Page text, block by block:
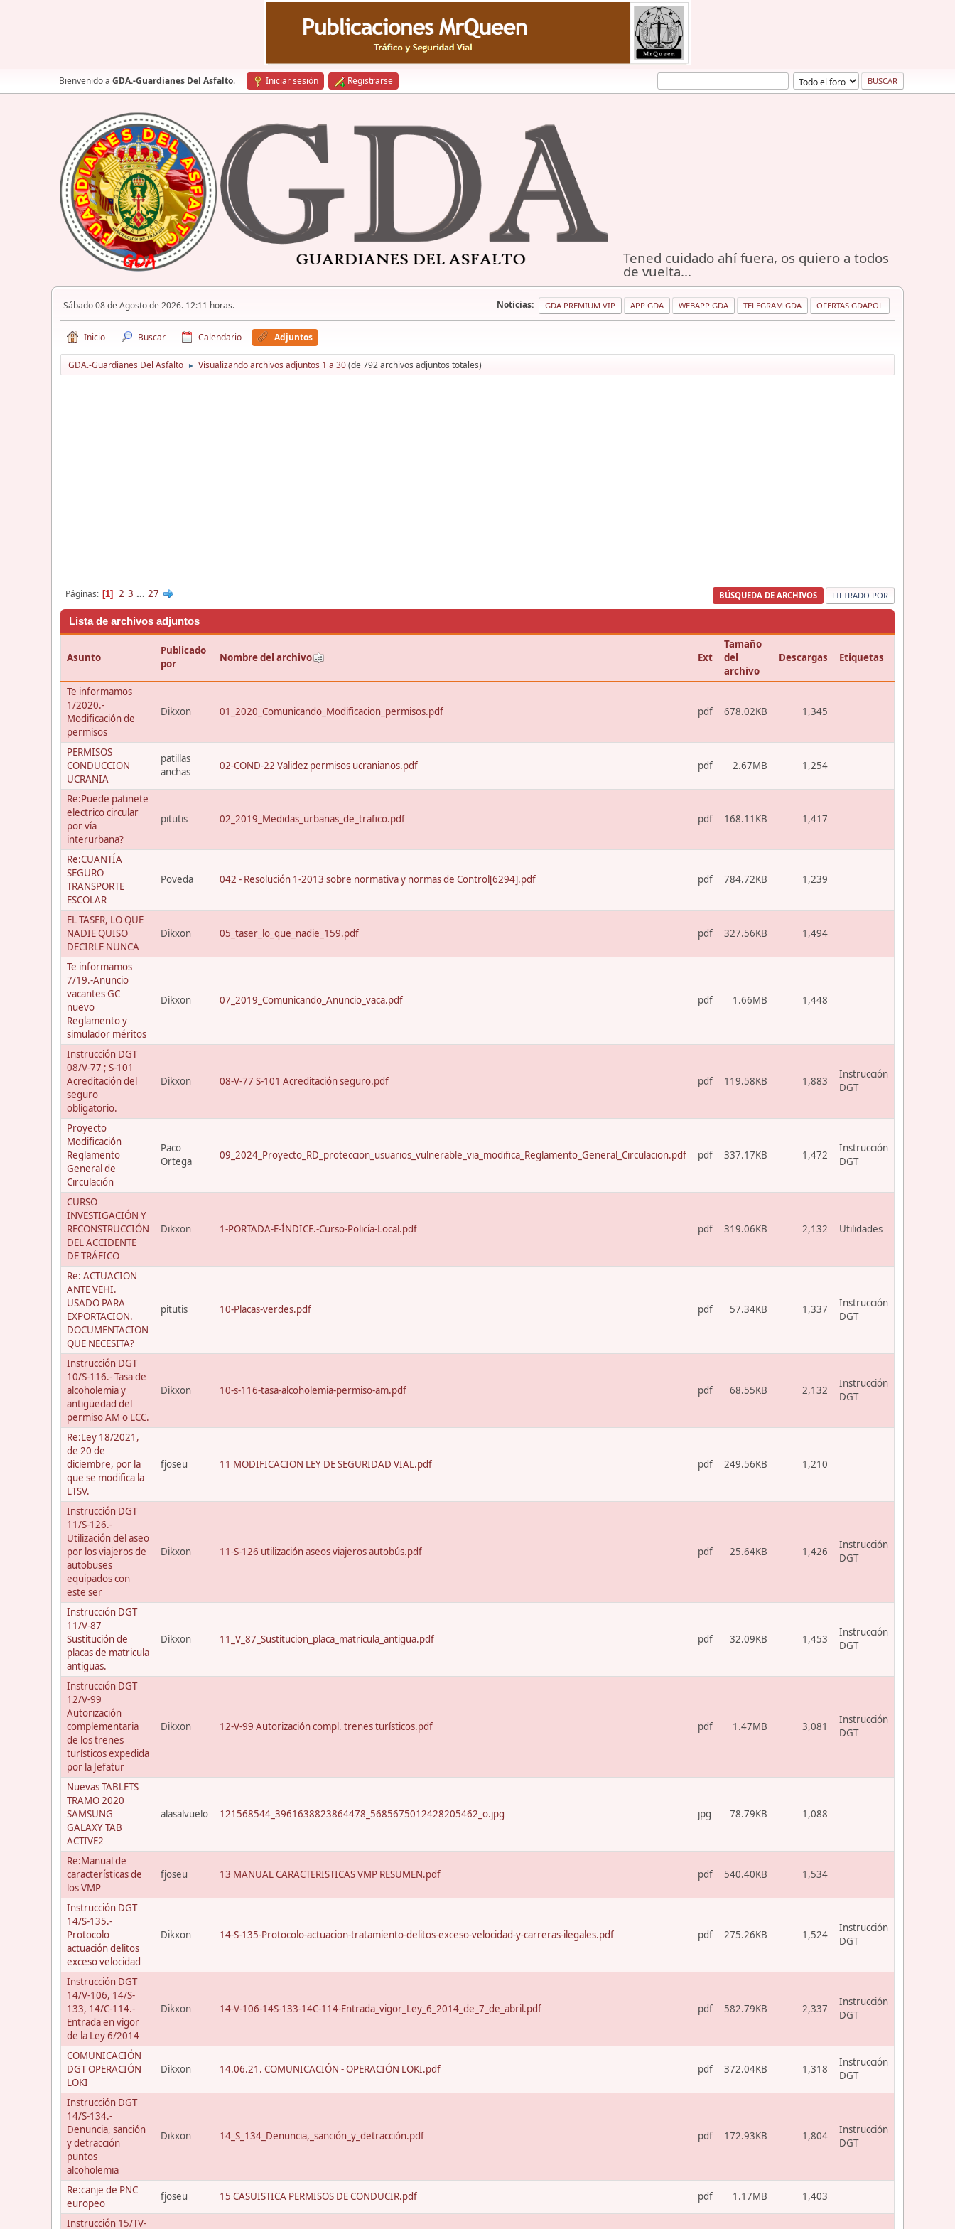
Bienvenido a GDA.-Guardianes Del Asfalto. Iniciar sesión Registrarse
Tened cuidado ahí fuera, os quiero a todos
de vuelta...
Sábado 08 de Agosto de 2026. 12:11 horas. Noticias: GDA PREMIUM VIP APP GDA WEBAPP GDA TELEGRAM GDA OFERTAS GDAPOL
Inicio Buscar Calendario Adjuntos
GDA.-Guardianes Del Asfalto ► Visualizando archivos adjuntos 1 a 30(de 792 archivos adjuntos totales)
BÚSQUEDA DE ARCHIVOS FILTRADO POR
Páginas 1 2 3 ... 27
Lista de archivos adjuntos
Asunto
Publicado
por
Nombre del archivo Ext
Tamaño
del
archivo
Descargas Etiquetas
Te informamos
1/2020.-
Modificación de
permisos
Dikxon 01_2020_Comunicando_Modificacion_permisos.pdf pdf 678.02KB 1,345
PERMISOS
CONDUCCION
UCRANIA
patillas
anchas
02-COND-22 Validez permisos ucranianos.pdf pdf 2.67MB 1,254
Re:Puede patinete
electrico circular
por vía
interurbana?
pitutis 02_2019_Medidas_urbanas_de_trafico.pdf pdf 168.11KB 1,417
Re:CUANTÍA
SEGURO
TRANSPORTE
ESCOLAR
Poveda 042 - Resolución 1-2013 sobre normativa y normas de Control[6294].pdf pdf 784.72KB 1,239
EL TASER, LO QUE
NADIE QUISO
DECIRLE NUNCA
Dikxon 05_taser_lo_que_nadie_159.pdf pdf 327.56KB 1,494
Te informamos
7/19.-Anuncio
vacantes GC
nuevo
Reglamento y
simulador méritos
Dikxon 07_2019_Comunicando_Anuncio_vaca.pdf pdf 1.66MB 1,448
Instrucción DGT
08/V-77 ; S-101
Acreditación del
seguro
obligatorio.
Dikxon 08-V-77 S-101 Acreditación seguro.pdf pdf 119.58KB 1,883
Instrucción
DGT
Proyecto
Modificación
Reglamento
General de
Circulación
Paco
Ortega
09_2024_Proyecto_RD_proteccion_usuarios_vulnerable_via_modifica_Reglamento_General_Circulacion.pdf pdf 337.17KB 1,472
Instrucción
DGT
CURSO
INVESTIGACIÓN Y
RECONSTRUCCIÓN
DEL ACCIDENTE
DE TRÁFICO
Dikxon 1-PORTADA-E-ÍNDICE.-Curso-Policía-Local.pdf pdf 319.06KB 2,132 Utilidades
Re: ACTUACION
ANTE VEHI.
USADO PARA
EXPORTACION.
DOCUMENTACION
QUE NECESITA?
pitutis 10-Placas-verdes.pdf pdf 57.34KB 1,337
Instrucción
DGT
Instrucción DGT
10/S-116.- Tasa de
alcoholemia y
antigüedad del
permiso AM o LCC.
Dikxon 10-s-116-tasa-alcoholemia-permiso-am.pdf pdf 68.55KB 2,132
Instrucción
DGT
Re:Ley 18/2021,
de 20 de
diciembre, por la
que se modifica la
LTSV.
fjoseu 11 MODIFICACION LEY DE SEGURIDAD VIAL.pdf pdf 249.56KB 1,210
Instrucción DGT
11/S-126.-
Utilización del aseo
por los viajeros de
autobuses
equipados con
este ser
Dikxon 11-S-126 utilización aseos viajeros autobús.pdf pdf 25.64KB 1,426
Instrucción
DGT
Instrucción DGT
11/V-87
Sustitución de
placas de matricula
antiguas.
Dikxon 11_V_87_Sustitucion_placa_matricula_antigua.pdf pdf 32.09KB 1,453
Instrucción
DGT
Instrucción DGT
12/V-99
Autorización
complementaria
de los trenes
turísticos expedida
por la Jefatur
Dikxon 12-V-99 Autorización compl. trenes turísticos.pdf pdf 1.47MB 3,081
Instrucción
DGT
Nuevas TABLETS
TRAMO 2020
SAMSUNG
GALAXY TAB
ACTIVE2
alasalvuelo 121568544_3961638823864478_5685675012428205462_o.jpg jpg 78.79KB 1,088
Re:Manual de
características de
los VMP
fjoseu 13 MANUAL CARACTERISTICAS VMP RESUMEN.pdf pdf 540.40KB 1,534
Instrucción DGT
14/S-135.-
Protocolo
actuación delitos
exceso velocidad
Dikxon 14-S-135-Protocolo-actuacion-tratamiento-delitos-exceso-velocidad-y-carreras-ilegales.pdf pdf 275.26KB 1,524
Instrucción
DGT
Instrucción DGT
14/V-106, 14/S-
133, 14/C-114.-
Entrada en vigor
de la Ley 6/2014
Dikxon 14-V-106-14S-133-14C-114-Entrada_vigor_Ley_6_2014_de_7_de_abril.pdf pdf 582.79KB 2,337
Instrucción
DGT
COMUNICACIÓN
DGT OPERACIÓN
LOKI
Dikxon 14.06.21. COMUNICACIÓN - OPERACIÓN LOKI.pdf pdf 372.04KB 1,318
Instrucción
DGT
Instrucción DGT
14/S-134.-
Denuncia, sanción
y detracción
puntos
alcoholemia
Dikxon 14_S_134_Denuncia,_sanción_y_detracción.pdf pdf 172.93KB 1,804
Instrucción
DGT
Re:canje de PNC
europeo
fjoseu 15 CASUISTICA PERMISOS DE CONDUCIR.pdf pdf 1.17MB 1,403
Instrucción 15/TV-